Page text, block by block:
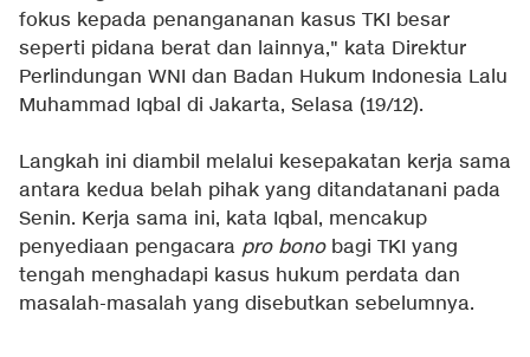
fokus kepada penangananan kasus TKI besar
seperti pidana berat dan lainnya," kata Direktur
Perlindungan WNI dan Badan Hukum Indonesia Lalu
Muhammad Iqbal di Jakarta, Selasa (19/12).
Langkah ini diambil melalui kesepakatan kerja sama
antara kedua belah pihak yang ditandatanani pada
Senin. Kerja sama ini, kata Iqbal, mencakup
penyediaan pengacara pro bonobagi TKI yang
tengah menghadapi kasus hukum perdata dan
masalah-masalah yang disebutkan sebelumnya.